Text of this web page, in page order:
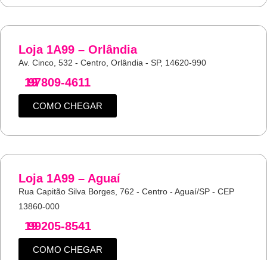
Loja 1A99 – Orlândia
Av. Cinco, 532 - Centro, Orlândia - SP, 14620-990
19
97809-4611
COMO CHEGAR
Loja 1A99 – Aguaí
Rua Capitão Silva Borges, 762 - Centro - Aguaí/SP - CEP
13860-000
19
99205-8541
COMO CHEGAR